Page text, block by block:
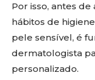
Por isso, antes
hábitos de
pele sensível, é
dermatologista
personalizado.